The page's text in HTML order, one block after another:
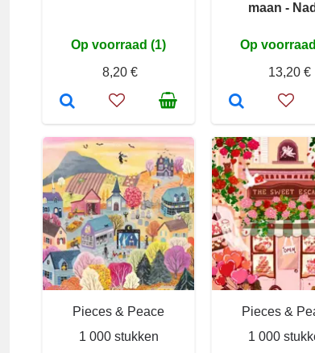
Op voorraad (1)
8,20 €
maan -
Op
13,20 €
Pieces & Peace
1 000 stukken
Pieces &
1 000